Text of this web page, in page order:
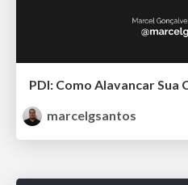
PDI: Como Alavancar Sua
marcelgsantos